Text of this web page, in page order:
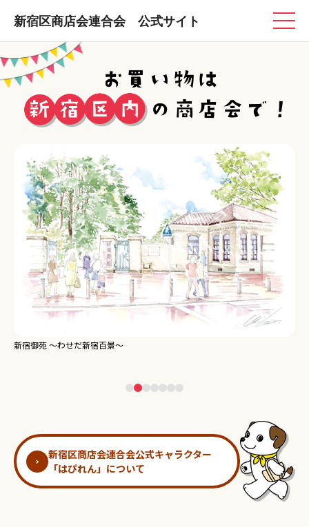
新宿区商店会連合会 公式サイト
新宿御苑 ～わせだ新宿百景～
新宿区商店会連合会公式キャラクター
「はぴれん」について